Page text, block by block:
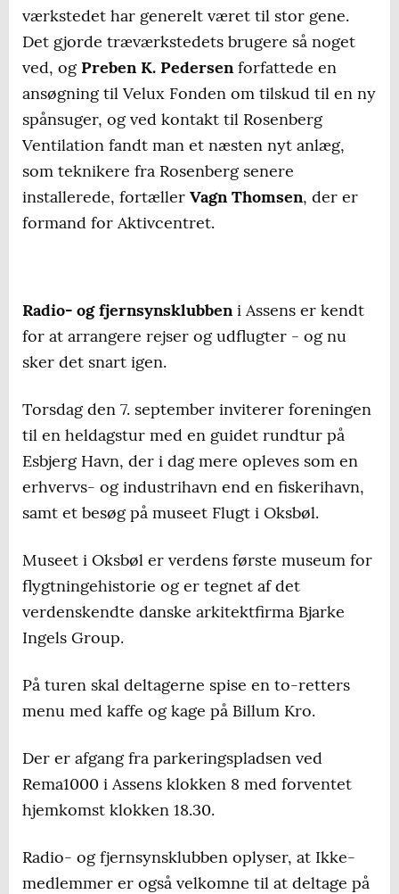
værkstedet har generelt været til stor gene.
Det gjorde træværkstedets brugere så noget
ved, og Preben K. Pedersenforfattede en
ansøgning til Velux Fonden om tilskud til en ny
spånsuger, og ved kontakt til Rosenberg
Ventilation fandt man et næsten nyt anlæg,
som teknikere fra Rosenberg senere
installerede, fortæller Vagn Thomsen, der er
formand for Aktivcentret.
Radio- og fjernsynsklubbeni Assens er kendt
for at arrangere rejser og udflugter - og nu
sker det snart igen.
Torsdag den 7. september inviterer foreningen
til en heldagstur med en guidet rundtur på
Esbjerg Havn, der i dag mere opleves som en
erhvervs- og industrihavn end en fiskerihavn,
samt et besøg på museet Flugt i Oksbøl.
Museet i Oksbøl er verdens første museum for
flygtningehistorie og er tegnet af det
verdenskendte danske arkitektfirma Bjarke
Ingels Group.
På turen skal deltagerne spise en to-retters
menu med kaffe og kage på Billum Kro.
Der er afgang fra parkeringspladsen ved
Rema1000 i Assens klokken 8 med forventet
hjemkomst klokken 18.30.
Radio- og fjernsynsklubben oplyser, at Ikke-
medlemmer er også velkomne til at deltage på